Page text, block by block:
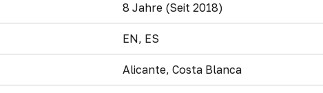
8 Jahre (Seit 2018)
EN, ES
Alicante, Costa Blanca